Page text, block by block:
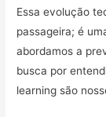
Essa evolução
passageira; é
abordamos a
busca por
learning são